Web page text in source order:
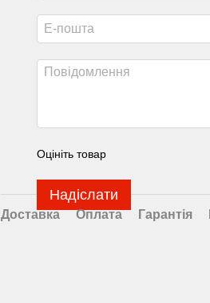
Оцініть товар
Надіслати
Доставка Оплата Гарантія